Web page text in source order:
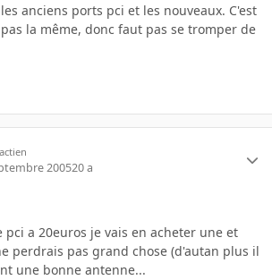
anciens ports pci et les nouveaux. C'est
la même, donc faut pas se tromper de
200520 a
pci a 20euros je vais en acheter une et
perdrais pas grand chose (d'autan plus il
une bonne antenne...